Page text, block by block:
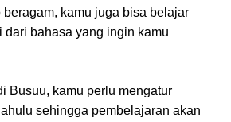
beragam, kamu juga bisa belajar
dari bahasa yang ingin kamu
Busuu, kamu perlu mengatur
sehingga pembelajaran akan